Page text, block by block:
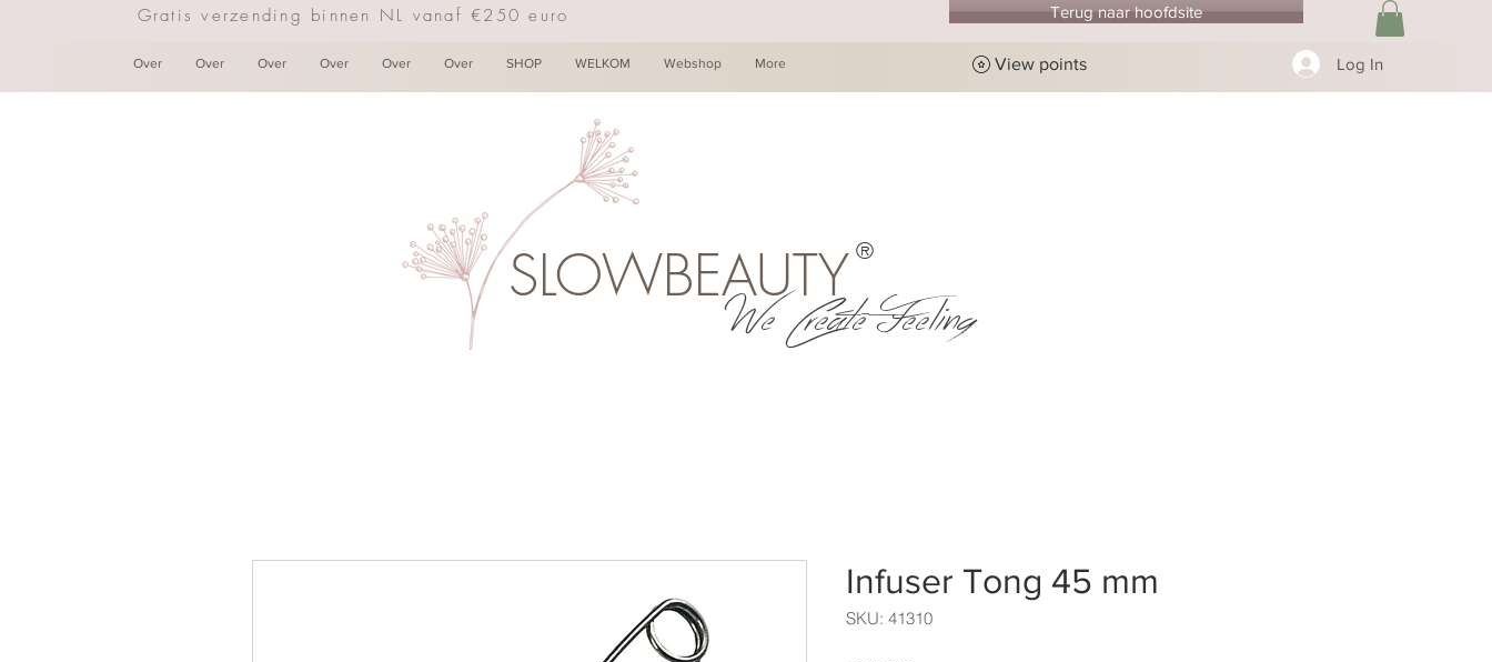
Gratis verzending binnen NL vanaf €250 euro Terug naar hoofdsite
Over Over Over Over Over Over SHOP WELKOM Webshop More View points Log In
SLOWBEAUTY ®
We Create Feeling
Infuser Tong 45 mm
SKU: 41310